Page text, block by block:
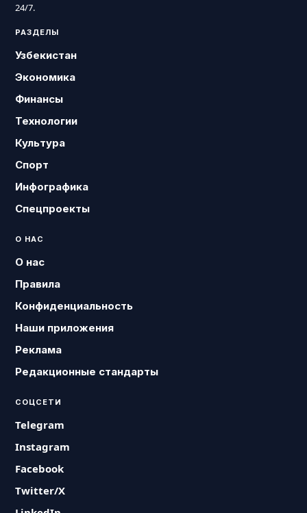
24/7.
РАЗДЕЛЫ
Узбекистан
Экономика
Финансы
Технологии
Культура
Спорт
Инфографика
Спецпроекты
О НАС
О нас
Правила
Конфиденциальность
Наши приложения
Реклама
Редакционные стандарты
СОЦСЕТИ
Telegram
Instagram
Facebook
Twitter/X